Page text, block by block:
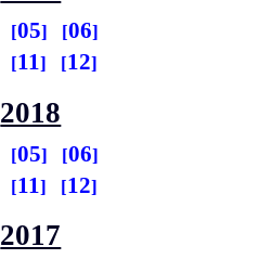
05
06
11 12
2018
05
06
11 12
2017